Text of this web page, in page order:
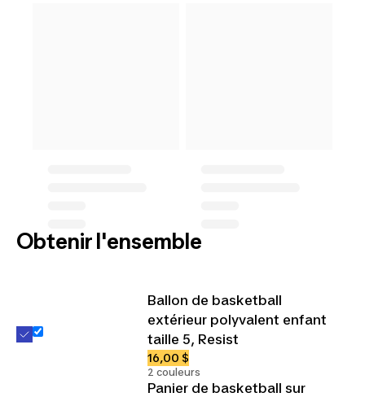
Obtenir l'ensemble
Ballon de basketball
extérieur polyvalent enfant
taille 5, Resist
16,00 $
2 couleurs
Panier de basketball sur